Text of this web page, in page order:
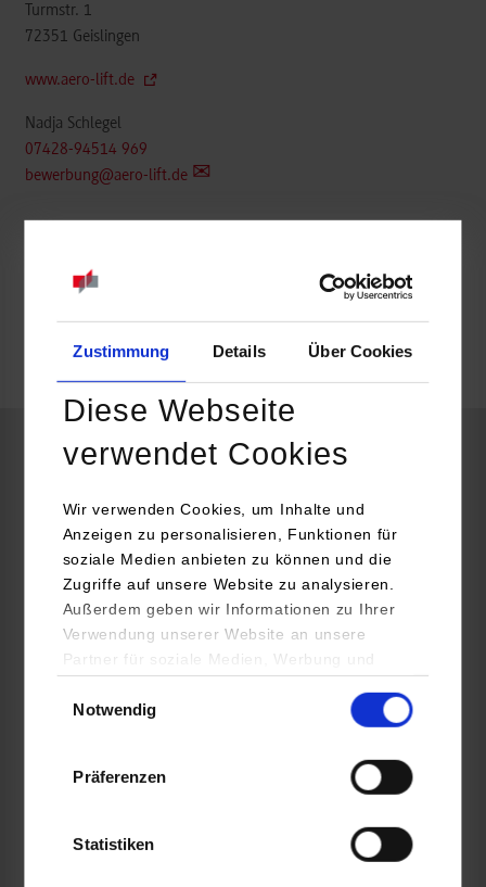
Zustimmung Details Über Cookies
Diese Webseite
verwendet Cookies
Wir verwenden Cookies, um Inhalte und
Anzeigen zu personalisieren, Funktionen für
soziale Medien anbieten zu können und die
Zugriffe auf unsere Website zu analysieren.
Außerdem geben wir Informationen zu Ihrer
Verwendung unserer Website an unsere
Partner für soziale Medien, Werbung und
YouTube, Google Maps) führen diese
Daten zusammen, die Sie ihnen bereitgestellt
haben oder die sie im Rahmen Ihrer Nutzung
Notwendig
Präferenzen
Statistiken
Turmstr. 1
72351 Geislingen
www.aero-lift.de
Nadja Schlegel
07428-94514 969
bewerbung@aero-lift.de
Maschinenbau / Konstruktion und Entwicklung
AERO-LIFT Vakuumtechnik GmbH
Turmstr. 1
72351 Geislingen
www.aero-lift.de
Nadja Schlegel
07428-94514 969